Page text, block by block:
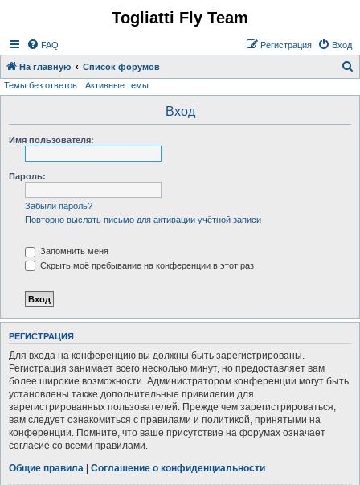
Togliatti Fly Team
FAQ Вход
Регистрация
На главную Список форумов
Темы без ответов Активные темы
Вход
Имя пользователя:
Пароль:
Забыли пароль?
Повторно выслать письмо для активации учётной записи
Запомнить меня
Скрыть моё пребывание на конференции в этот раз
РЕГИСТРАЦИЯ
Для входа на конференцию вы должны быть зарегистрированы.
Регистрация занимает всего несколько минут, но предоставляет вам
более широкие возможности. Администратором конференции могут быть
установлены также дополнительные привилегии для
зарегистрированных пользователей. Прежде чем зарегистрироваться,
вам следует ознакомиться с правилами и политикой, принятыми на
конференции. Помните, что ваше присутствие на форумах означает
согласие со всеми правилами.
Общие правила | Соглашение о конфиденциальности